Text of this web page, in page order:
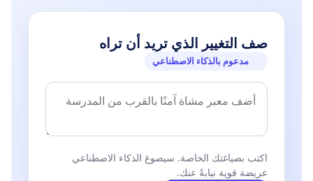
صف التغيير الذي تريد أن تراه
مدعوم بالذكاء الاصطناعي
اكتب بصياغتك الخاصة. سيصوغ الذكاء الاصطناعي
عريضة قوية نيابةً عنك.